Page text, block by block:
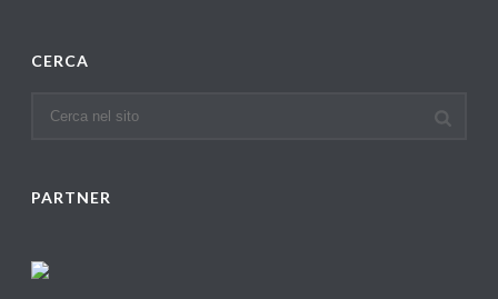
CERCA
PARTNER